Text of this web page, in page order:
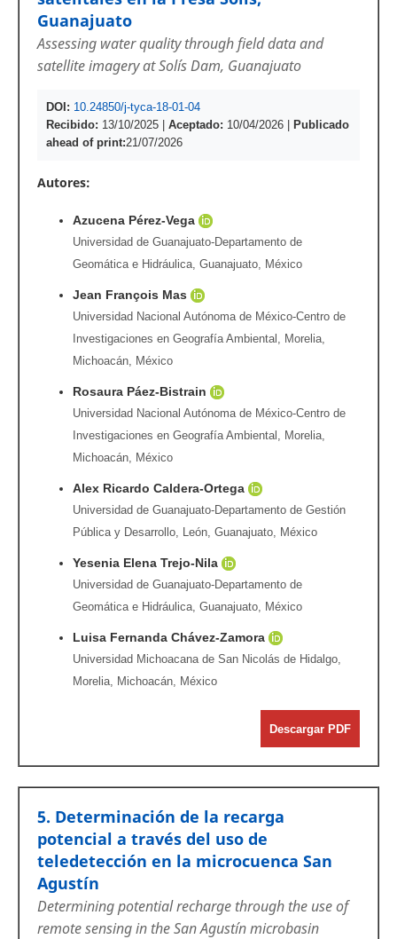
Guanajuato
Assessing water quality through field data and
satellite imagery at Solís Dam, Guanajuato
DOI: 10.24850/j-tyca-18-01-04
Recibido: 13/10/2025| Aceptado: 10/04/2026|
Publicado
ahead of print:21/07/2026
Autores:
Azucena Pérez-Vega
Universidad de Guanajuato-Departamento de
Geomática e Hidráulica, Guanajuato, México
Jean François Mas
Universidad Nacional Autónoma de México-Centro de
Investigaciones en Geografía Ambiental, Morelia,
Michoacán, México
Rosaura Páez-Bistrain
Universidad Nacional Autónoma de México-Centro de
Investigaciones en Geografía Ambiental, Morelia,
Michoacán, México
Alex Ricardo Caldera-Ortega
Universidad de Guanajuato-Departamento de Gestión
Pública y Desarrollo, León, Guanajuato, México
Yesenia Elena Trejo-Nila
Universidad de Guanajuato-Departamento de
Geomática e Hidráulica, Guanajuato, México
Luisa Fernanda Chávez-Zamora
Universidad Michoacana de San Nicolás de Hidalgo,
Morelia, Michoacán, México
Descargar PDF
5. Determinación de la recarga
potencial a través del uso de
teledetección en la microcuenca San
Agustín
Determining potential recharge through the use of
remote sensing in the San Agustín microbasin